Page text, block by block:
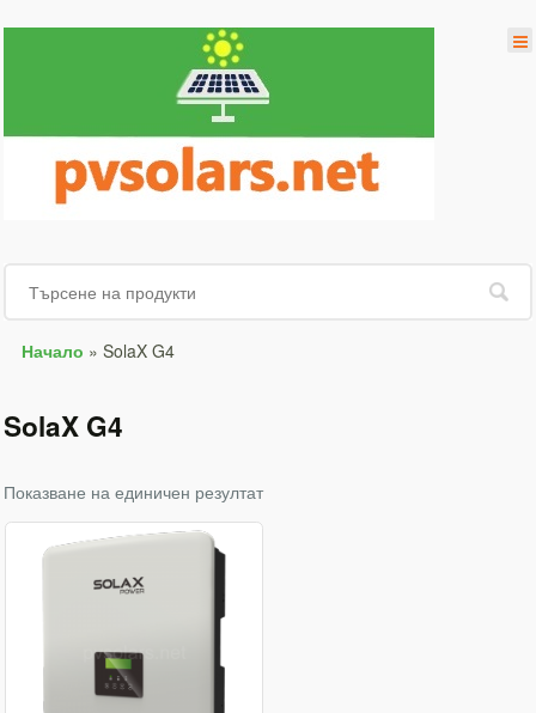
Начало » SolaX G4
SolaX G4
Показване на единичен резултат